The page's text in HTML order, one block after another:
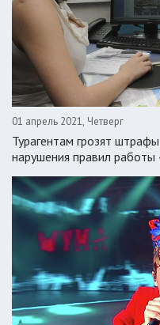
01 апрель 2021, Четверг
Турагентам грозят
нарушения правил